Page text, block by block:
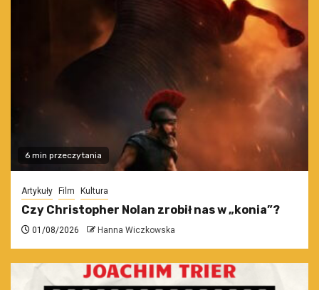
6 min przeczytania
Artykuły Film Kultura
Czy Christopher Nolan zrobił nas w „konia”?
01/08/2026 Hanna Wiczkowska